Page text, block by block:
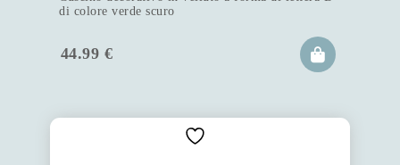
di colore verde scuro
44.99 €